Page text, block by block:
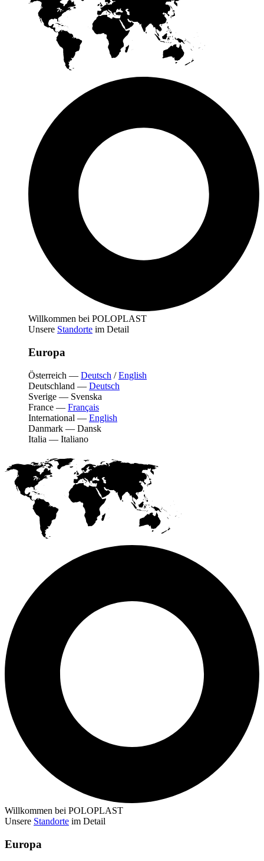
Willkommen bei POLOPLAST
Unsere Standorte im Detail
Europa
Österreich — Deutsch /English
Deutschland — Deutsch
Sverige — Svenska
France — Français
International — English
Danmark — Dansk
Italia — Italiano
Willkommen bei POLOPLAST
Unsere Standorte im Detail
Europa